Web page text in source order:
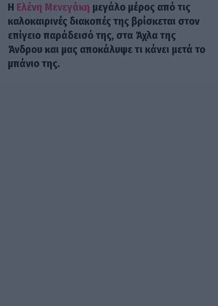
H Ελένη Μενεγάκη μεγάλο μέρος από τις
καλοκαιρινές διακοπές της βρίσκεται στον
επίγειο παράδεισό της, στα Άχλα της
Άνδρου και μας αποκάλυψε τι κάνει μετά το
μπάνιο της.